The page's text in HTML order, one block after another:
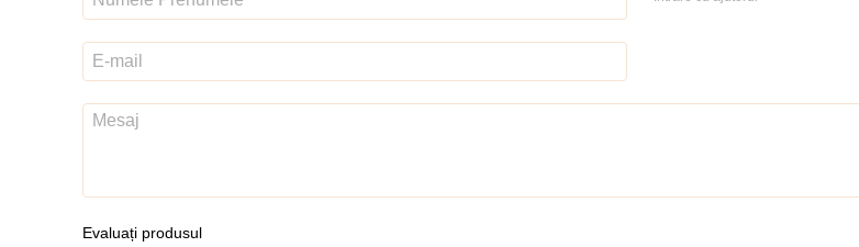
Evaluați produsul